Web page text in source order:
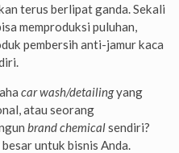
terus berlipat ganda. Sekali
memproduksi puluhan,
pembersih anti-jamur kaca
car wash/detailingyang
atau seorang
brand chemicalsendiri?
untuk bisnis Anda.